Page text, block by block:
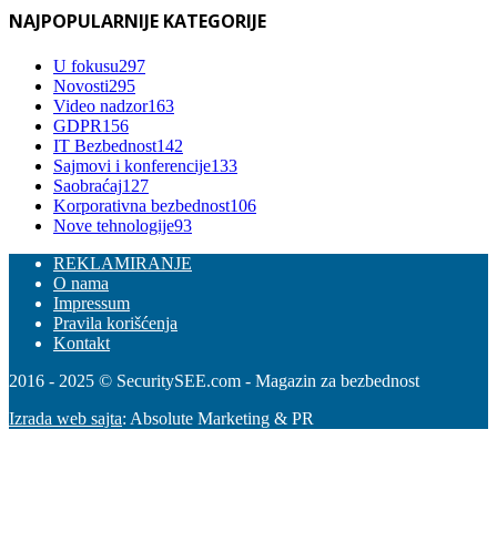
NAJPOPULARNIJE KATEGORIJE
U fokusu297
Novosti295
Video nadzor163
GDPR156
IT Bezbednost142
Sajmovi i konferencije133
Saobraćaj127
Korporativna bezbednost106
Nove tehnologije93
REKLAMIRANJE
O nama
Impressum
Pravila korišćenja
Kontakt
2016 - 2025 © SecuritySEE.com - Magazin za bezbednost
Izrada web sajta: Absolute Marketing & PR